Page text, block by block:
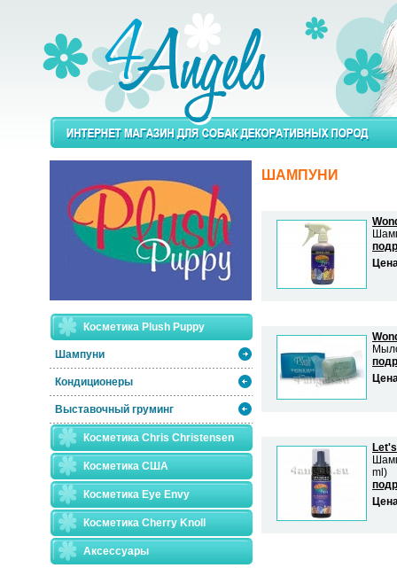
Косметика Plush Puppy
Шампуни
Кондиционеры
Выставочный груминг
Косметика Chris Christensen
Косметика США
Косметика Eye Envy
Косметика Сherry Knoll
Аксессуары
ШАМПУНИ
ml)